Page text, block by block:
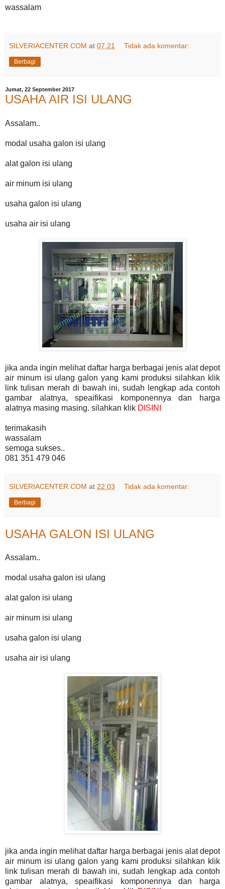
wassalam
SILVERIACENTER.COM at 07.21 Tidak ada komentar:
Berbagi
Jumat, 22 September 2017
USAHA AIR ISI ULANG
Assalam..
modal usaha galon isi ulang
alat galon isi ulang
air minum isi ulang
usaha galon isi ulang
usaha air isi ulang
jika anda ingin melihat daftar harga berbagai jenis alat depot
air minum isi ulang galon yang kami produksi silahkan klik
link tulisan merah di bawah ini, sudah lengkap ada contoh
gambar alatnya, speaifikasi komponennya dan harga
alatnya masing masing. silahkan klik DISINI
terimakasih
wassalam
semoga sukses..
081 351 479 046
SILVERIACENTER.COM at 22.03 Tidak ada komentar:
Berbagi
USAHA GALON ISI ULANG
Assalam..
modal usaha galon isi ulang
alat galon isi ulang
air minum isi ulang
usaha galon isi ulang
usaha air isi ulang
jika anda ingin melihat daftar harga berbagai jenis alat depot
air minum isi ulang galon yang kami produksi silahkan klik
link tulisan merah di bawah ini, sudah lengkap ada contoh
gambar alatnya, speaifikasi komponennya dan harga